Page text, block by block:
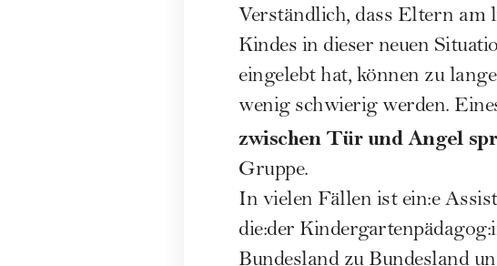
Verständlich, dass Eltern am
Kindes in dieser neuen
eingelebt hat, können zu
wenig schwierig werden.
zwischen Tür und Angel
Gruppe.
In vielen Fällen ist ein:e
die:der
Bundesland zu Bundesland